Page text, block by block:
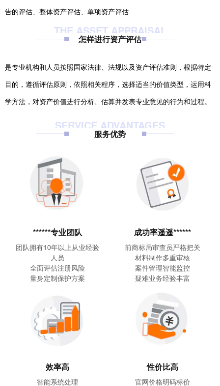
告的评估、整体资产评估、单项资产评估
THE ASSET APPRAISAL
怎样进行资产评估
是专业机构和人员按照国家法律、法规以及资产评估准则，根据特定
目的，遵循评估原则，依照相关程序，选择适当的价值类型，运用科
学方法，对资产价值进行分析、估算并发表专业意见的行为和过程。
SERVICE ADVANTAGES
服务优势
******专业团队
团队拥有10年以上从业经验
人员
全面评估注册风险
量身定制保护方案
成功率遥遥******
前商标局审查员严格把关
材料制作多重审核
案件管理智能监控
疑难业务经验丰富
效率高
智能系统处理
性价比高
官网价格明码标价